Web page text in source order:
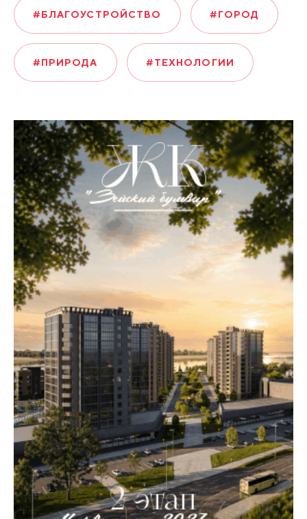
#БЛАГОУСТРОЙСТВО #ГОРОД
#ПРИРОДА #ТЕХНОЛОГИИ